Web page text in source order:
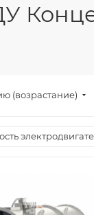
(возрастание)